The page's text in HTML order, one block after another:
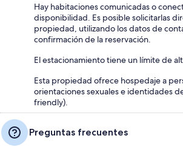
Hay habitaciones comunicadas o
disponibilidad. Es posible solicitarlas
propiedad, utilizando los datos de
confirmación de la reservación.
El estacionamiento tiene un límite de
Esta propiedad ofrece hospedaje a
orientaciones sexuales e identidades
friendly).
Preguntas frecuentes